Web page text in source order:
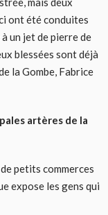
ont été conduites
un jet de pierre de
blessées sont déjà
la Gombe, Fabrice
artères de la
petits commerces
expose les gens qui